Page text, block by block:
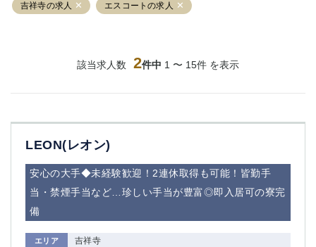
吉祥寺の求人 エスコートの求人
該当求人数 2件中 1 〜 15件 を表示
LEON(レオン)
安心の大手◆未経験歓迎！2連休取得も可能！皆勤手
当・禁煙手当など…珍しい手当が豊富◎即入居可の寮完
備
エリア 吉祥寺
吉祥寺
練馬
恵比寿
蒲田
①六本木 ②西麻布
大山
赤羽
品川
立川（南口）